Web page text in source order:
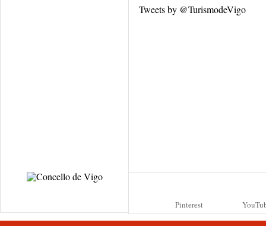
Tweets by @TurismodeVigo
Pinterest